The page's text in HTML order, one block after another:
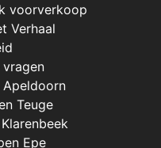
voorverkoop
Verhaal
vragen
Teuge
Epe